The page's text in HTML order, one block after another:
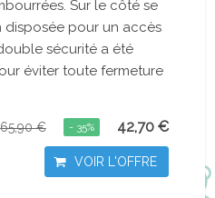
Sur le côté se
disposée pour un accès
sécurité a été
éviter toute fermeture
65,90 € - 35% 42,70 €
VOIR L'OFFRE